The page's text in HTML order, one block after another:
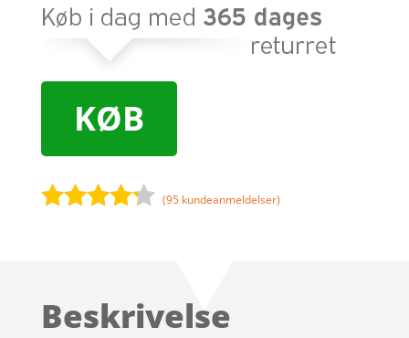
KØB
på
(95 kundeanmeldelser)
Beskrivelse